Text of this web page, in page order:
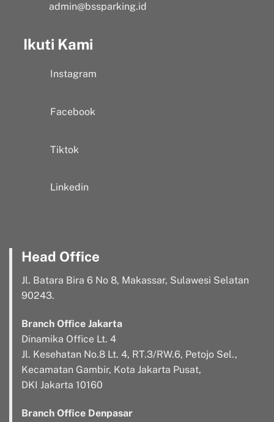
admin@bssparking.id
Ikuti Kami
Instagram
Facebook
Tiktok
Linkedin
Head Office
Jl. Batara Bira 6 No 8, Makassar, Sulawesi Selatan
90243.
Branch Office Jakarta
Dinamika Office Lt. 4
Jl. Kesehatan No.8 Lt. 4, RT.3/RW.6, Petojo Sel.,
Kecamatan Gambir, Kota Jakarta Pusat,
DKI Jakarta 10160
Branch Office Denpasar